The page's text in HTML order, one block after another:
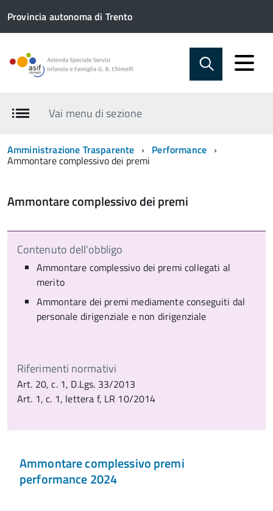
Provincia autonoma di Trento
Vai menu di sezione
Amministrazione Trasparente Performance
Ammontare complessivo dei premi
Ammontare complessivo dei premi
Contenuto dell'obbligo
Ammontare complessivo dei premi collegati al
merito
Ammontare dei premi mediamente conseguiti dal
personale dirigenziale e non dirigenziale
Riferimenti normativi
Art. 20, c. 1, D.Lgs. 33/2013
Art. 1, c. 1, lettera f, LR 10/2014
Ammontare complessivo premi
performance 2024